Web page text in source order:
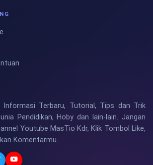
Informasi Terbaru, Tutorial, Tips dan Trik
Pendidikan, Hoby dan lain-lain. Jangan
Youtube MasTio Kdr, Klik Tombol Like,
Komentarmu.